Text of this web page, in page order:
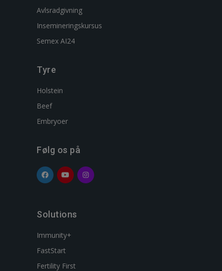
Avlsradgivning
Insemineringskursus
Semex AI24
Tyre
Holstein
Beef
Embryoer
Følg os på
Solutions
Immunity+
FastStart
Fertility First